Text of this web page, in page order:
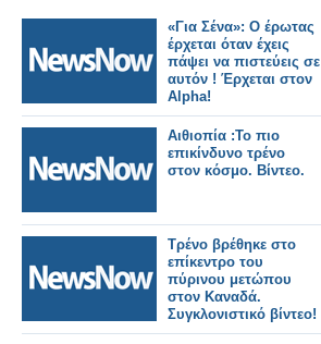
«Για Σένα»: Ο έρωτας
έρχεται όταν έχεις
πάψει να πιστεύεις σε
αυτόν ! Έρχεται στον
Alpha!
Αιθιοπία :Το πιο
επικίνδυνο τρένο
στον κόσμο. Βίντεο.
Τρένο βρέθηκε στο
επίκεντρο του
πύρινου μετώπου
στον Καναδά.
Συγκλονιστικό βίντεο!